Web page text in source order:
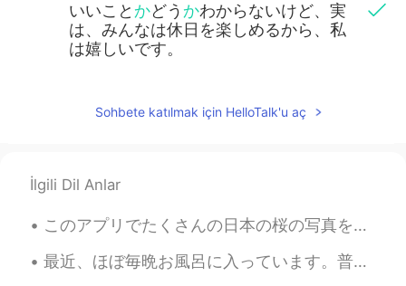
いいことかどうかわからないけど、実
は、みんなは休日を楽しめるから、私
は嬉しいです。
Sohbete katılmak için HelloTalk'u aç
İlgili Dil Anlar
このアプリでたくさんの日本の桜の写真を見たら、私は羨ましいを感じていました。3年前、この写真のWashington DCの桜を撮りました。いつか、日本の桜の写真も撮りたい！ アメリカには、桜が日...
最近、ほぼ毎晩お風呂に入っています。普通には毎朝と毎晩シャワーを浴びますが、最近、夜のお風呂に楽しみ。🥰ストレス発散できると思います。色々なバスソルトを試しています。amazonでこれを見つけま...